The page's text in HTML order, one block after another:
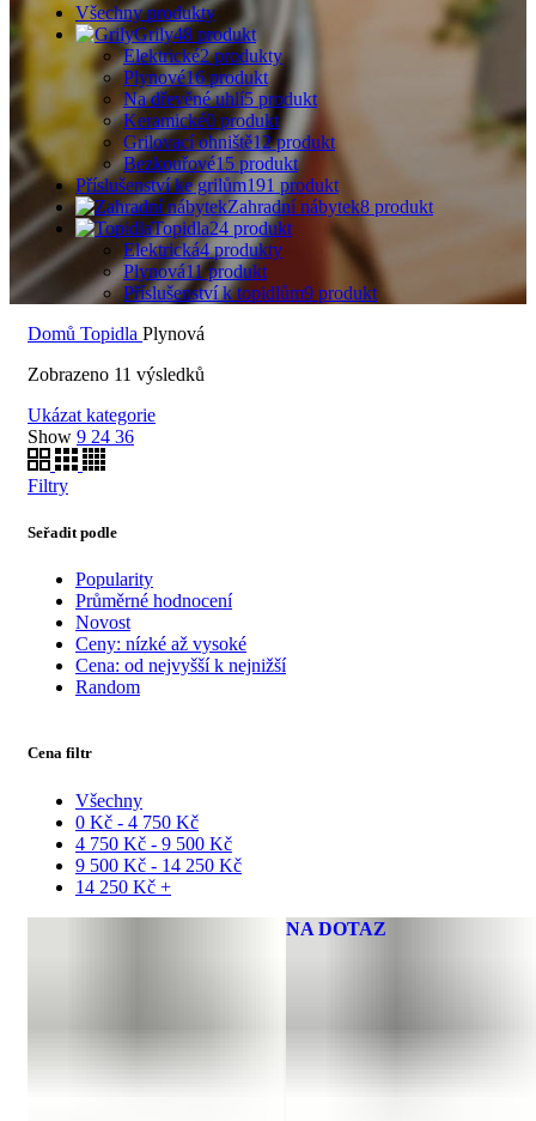
Všechnyprodukty
Grily48 produkt
Elektrické2 produkty
Plynové16 produkt
Na dřevěné uhlí5 produkt
Keramické0 produkt
Grilovací ohniště12 produkt
Bezkouřové15 produkt
Příslušenství ke grilům191 produkt
Zahradní nábytek8 produkt
Topidla24 produkt
Elektrická4 produkty
Plynová11 produkt
Příslušenství k topidlům9 produkt
Domů Topidla Plynová
Zobrazeno 11 výsledků
Ukázat kategorie
Show 9 24 36
Filtry
Seřadit podle
Popularity
Průměrné hodnocení
Novost
Ceny: nízké až vysoké
Cena: od nejvyšší k nejnižší
Random
Cena filtr
Všechny
0 Kč - 4 750 Kč
4 750 Kč - 9 500 Kč
9 500 Kč - 14 250 Kč
14 250 Kč +
NA DOTAZ